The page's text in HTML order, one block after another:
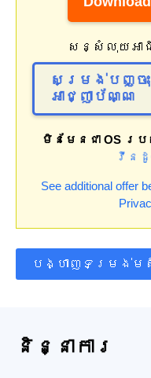
សន្សំលុយអ
សម្រង់បញ្ចុះ
អាជ្ញាប័ណ្ណ
មិនមែនជា OS រ
វីន
See additional offer
បង្ហាញទម្រង់មតិ
និន្នាការ